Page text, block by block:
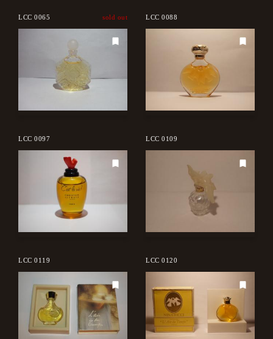
LCC 0065 sold out LCC 0088
LCC 0097 LCC 0109
LCC 0119 LCC 0120